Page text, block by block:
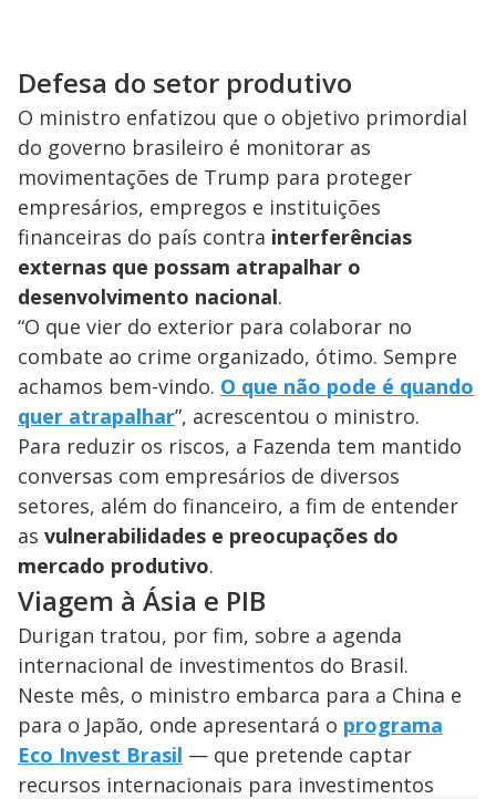
Defesa do setor produtivo
O ministro enfatizou que o objetivo primordial
do governo brasileiro é monitorar as
movimentações de Trump para proteger
empresários, empregos e instituições
financeiras do país contra interferências
externas que possam atrapalhar o
desenvolvimento nacional.
“O que vier do exterior para colaborar no
combate ao crime organizado, ótimo. Sempre
achamos bem-vindo. O que não pode é quando
quer atrapalhar”, acrescentou o ministro.
Para reduzir os riscos, a Fazenda tem mantido
conversas com empresários de diversos
setores, além do financeiro, a fim de entender
as vulnerabilidades e preocupações do
mercado produtivo.
Viagem à Ásia e PIB
Durigan tratou, por fim, sobre a agenda
internacional de investimentos do Brasil.
Neste mês, o ministro embarca para a China e
para o Japão, onde apresentará o programa
Eco Invest Brasil — que pretende captar
recursos internacionais para investimentos